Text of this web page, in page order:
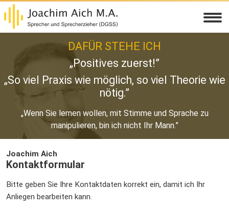
DAFÜR STEHE ICH
„Positives zuerst!”
„So viel Praxis wie möglich, so viel Theorie wie
nötig.”
„Wenn Sie lernen wollen, mit Stimme und Sprache zu
manipulieren, bin ich nicht Ihr Mann.”
Joachim Aich
Kontaktformular
Bitte geben Sie Ihre Kontaktdaten korrekt ein, damit ich Ihr
Anliegen bearbeiten kann.